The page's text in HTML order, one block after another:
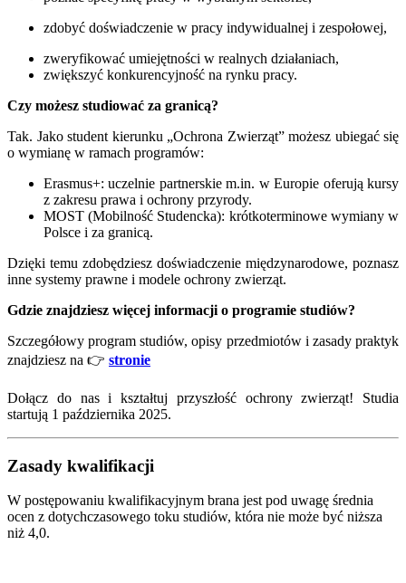
zdobyć doświadczenie w pracy indywidualnej i zespołowej,
zweryfikować umiejętności w realnych działaniach,
zwiększyć konkurencyjność na rynku pracy.
Czy możesz studiować za granicą?
Tak. Jako student kierunku „Ochrona Zwierząt” możesz ubiegać się
o wymianę w ramach programów:
Erasmus+: uczelnie partnerskie m.in. w Europie oferują kursy
z zakresu prawa i ochrony przyrody.
MOST (Mobilność Studencka): krótkoterminowe wymiany w
Polsce i za granicą.
Dzięki temu zdobędziesz doświadczenie międzynarodowe, poznasz
inne systemy prawne i modele ochrony zwierząt.
Gdzie znajdziesz więcej informacji o programie studiów?
Szczegółowy program studiów, opisy przedmiotów i zasady praktyk
znajdziesz na 👉 stronie
Dołącz do nas i kształtuj przyszłość ochrony zwierząt! Studia
startują 1 października 2025.
Zasady kwalifikacji
W postępowaniu kwalifikacyjnym brana jest pod uwagę średnia
ocen z dotychczasowego toku studiów, która nie może być niższa
niż 4,0.